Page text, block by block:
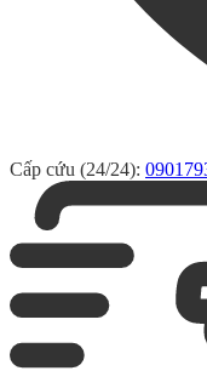
Cấp cứu (24/24):